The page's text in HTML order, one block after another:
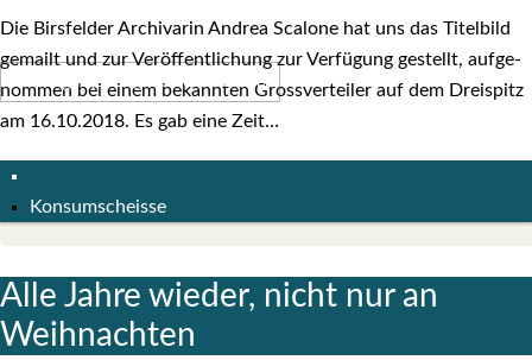
Die Birs­fel­der Archi­va­rin Andrea Sca­lo­ne hat uns das Titel­bild
gemailt und zur Ver­öf­fent­li­chung zur Ver­fü­gung gestellt, auf­ge­
nom­men bei einem bekann­ten Gross­ver­tei­ler auf dem Drei­spitz
am 16.10.2018. Es gab eine Zeit…
Konsumscheisse
Alle Jah­re wie­der, nicht nur an
Weih­nach­ten